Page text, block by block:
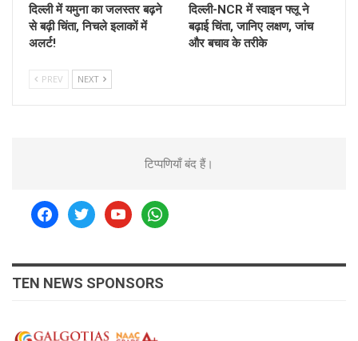
दिल्ली में यमुना का जलस्तर बढ़ने
से बढ़ी चिंता, निचले इलाकों में
अलर्ट!
दिल्ली-NCR में स्वाइन फ्लू ने
बढ़ाई चिंता, जानिए लक्षण, जांच
और बचाव के तरीके
PREV NEXT
टिप्पणियाँ बंद हैं।
facebooktwitteryoutubewhatsapp
TEN NEWS SPONSORS